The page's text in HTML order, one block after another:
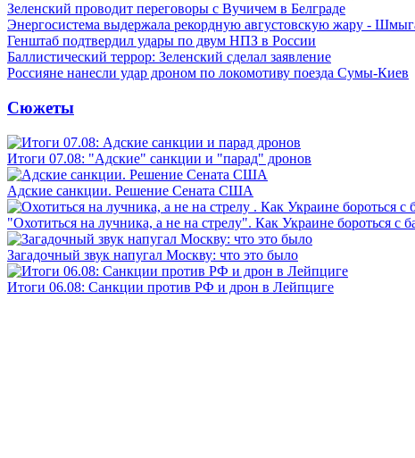
Зеленский проводит переговоры с Вучичем в Белграде
Энергосистема выдержала рекордную августовскую жару -
Генштаб подтвердил удары по двум НПЗ в России
Баллистический террор: Зеленский сделал заявление
Россияне нанесли удар дроном по локомотиву поезда Сумы-Киев
Сюжеты
Итоги 07.08: "Адские" санкции и "парад" дронов
Адские санкции. Решение Сената США
"Охотиться на лучника, а не на стрелу". Как Украине бороться с
Загадочный звук напугал Москву: что это было
Итоги 06.08: Санкции против РФ и дрон в Лейпциге